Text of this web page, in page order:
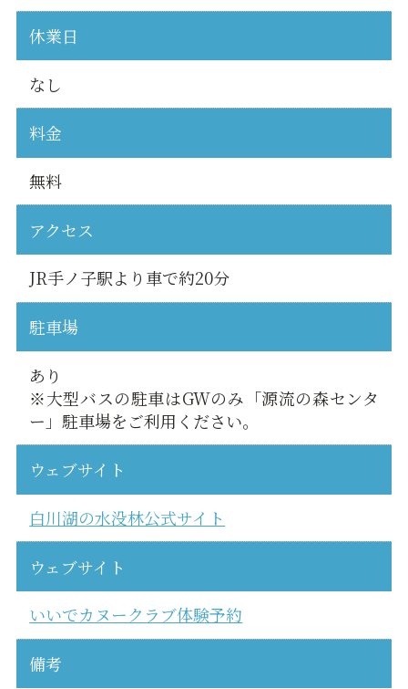
休業日
なし
料金
無料
アクセス
JR手ノ子駅より車で約20分
駐車場
あり
※大型バスの駐車はGWのみ「源流の森センタ
ー」駐車場をご利用ください。
ウェブサイト
白川湖の水没林公式サイト
ウェブサイト
いいでカヌークラブ体験予約
備考